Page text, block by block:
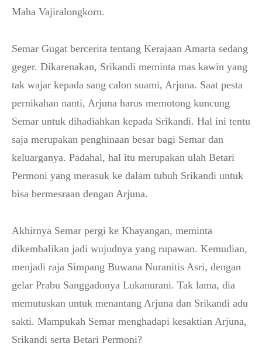
Maha Vajiralongkorn.
Semar Gugat bercerita tentang Kerajaan Amarta sedang
geger. Dikarenakan, Srikandi meminta mas kawin yang
tak wajar kepada sang calon suami, Arjuna. Saat pesta
pernikahan nanti, Arjuna harus memotong kuncung
Semar untuk dihadiahkan kepada Srikandi. Hal ini tentu
saja merupakan penghinaan besar bagi Semar dan
keluarganya. Padahal, hal itu merupakan ulah Betari
Permoni yang merasuk ke dalam tubuh Srikandi untuk
bisa bermesraan dengan Arjuna.
Akhirnya Semar pergi ke Khayangan, meminta
dikembalikan jadi wujudnya yang rupawan. Kemudian,
menjadi raja Simpang Buwana Nuranitis Asri, dengan
gelar Prabu Sanggadonya Lukanurani. Tak lama, dia
memutuskan untuk menantang Arjuna dan Srikandi adu
sakti. Mampukah Semar menghadapi kesaktian Arjuna,
Srikandi serta Betari Permoni?